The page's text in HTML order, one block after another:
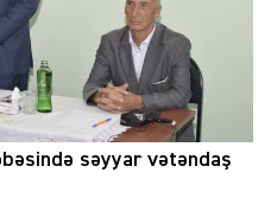
səyyar vətəndaş